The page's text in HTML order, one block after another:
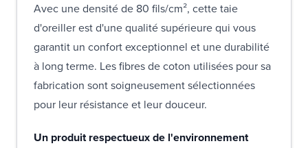
Avec une densité de 80 fils/cm², cette taie
d'oreiller est d'une qualité supérieure qui vous
garantit un confort exceptionnel et une durabilité
à long terme. Les fibres de coton utilisées pour sa
fabrication sont soigneusement sélectionnées
pour leur résistance et leur douceur.
Un produit respectueux de l'environnement